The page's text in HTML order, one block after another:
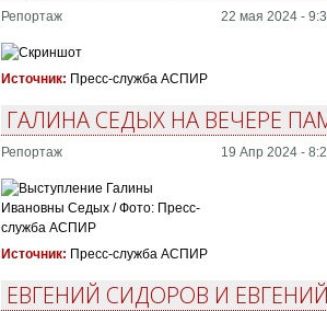
Репортаж 22 мая 2024 -
Источник: Пресс-служба АСПИР
ГАЛИНА СЕДЫХ НА ВЕЧЕРЕ
Репортаж 19 Апр 2024 -
Источник: Пресс-служба АСПИР
ЕВГЕНИЙ СИДОРОВ И